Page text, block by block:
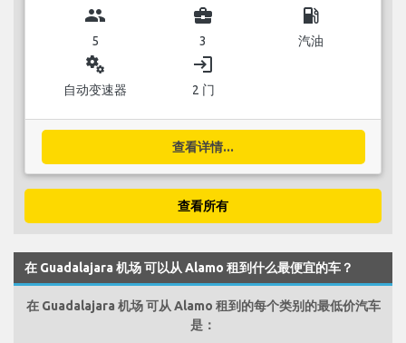
group
5
business_center
3
local_gas_station
汽油
miscellaneous_services
自动变速器
login
2 门
查看详情...
查看所有
在 Guadalajara 机场 可以从 Alamo 租到什么最便宜的车？
在 Guadalajara 机场 可从 Alamo 租到的每个类别的最低价汽车
是：